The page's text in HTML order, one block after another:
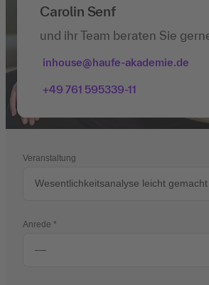
Carolin Senf
und ihr Team beraten Sie
inhouse@haufe-akademie.de
+49 761 595339-11
Veranstaltung
Anrede